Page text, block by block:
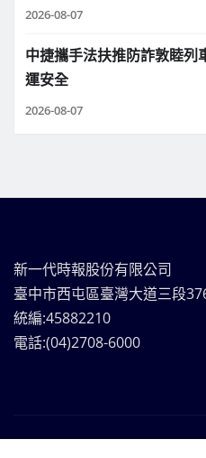
2026-08-07
中捷攜手法扶推防詐敦睦列
運安全
2026-08-07
新一代時報股份有限公司
臺中市西屯區臺灣大道三段
統編:45882210
電話:(04)2708-6000